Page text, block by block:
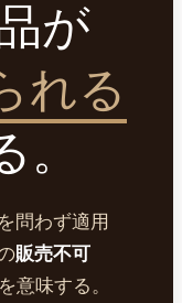
が
れる
。
問わず適用
販売不可
意味する。